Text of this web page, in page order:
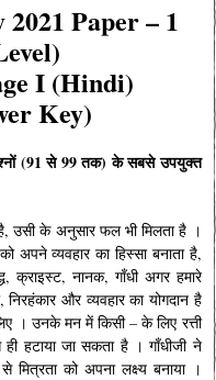
Paper – 1
I (Hindi)
Key)
(91 से 99 तक) के सबसे उपयुक्त
है, उसी के अनुसार फल भी मिलता है ।
अपने व्यवहार का हिस्सा बनाता है,
क्राइस्ट, नानक, गाँधी अगर हमारे
और व्यवहार का योगदान है
। उनके मन में किसी – के लिए रत्ती
हटाया जा सकता है । गाँधीजी ने
को अपना लक्ष्य बनाया ।